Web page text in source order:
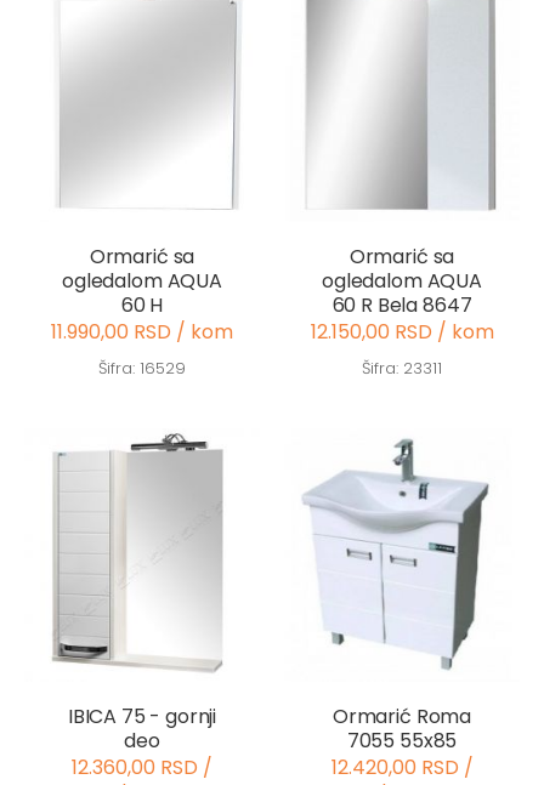
Ormarić sa
ogledalom AQUA
60 H
11.990,00 RSD / kom
Šifra: 16529
Ormarić sa
ogledalom AQUA
60 R Bela 8647
12.150,00 RSD / kom
Šifra: 23311
IBICA 75 - gornji
deo
12.360,00 RSD /
Ormarić Roma
7055 55x85
12.420,00 RSD /